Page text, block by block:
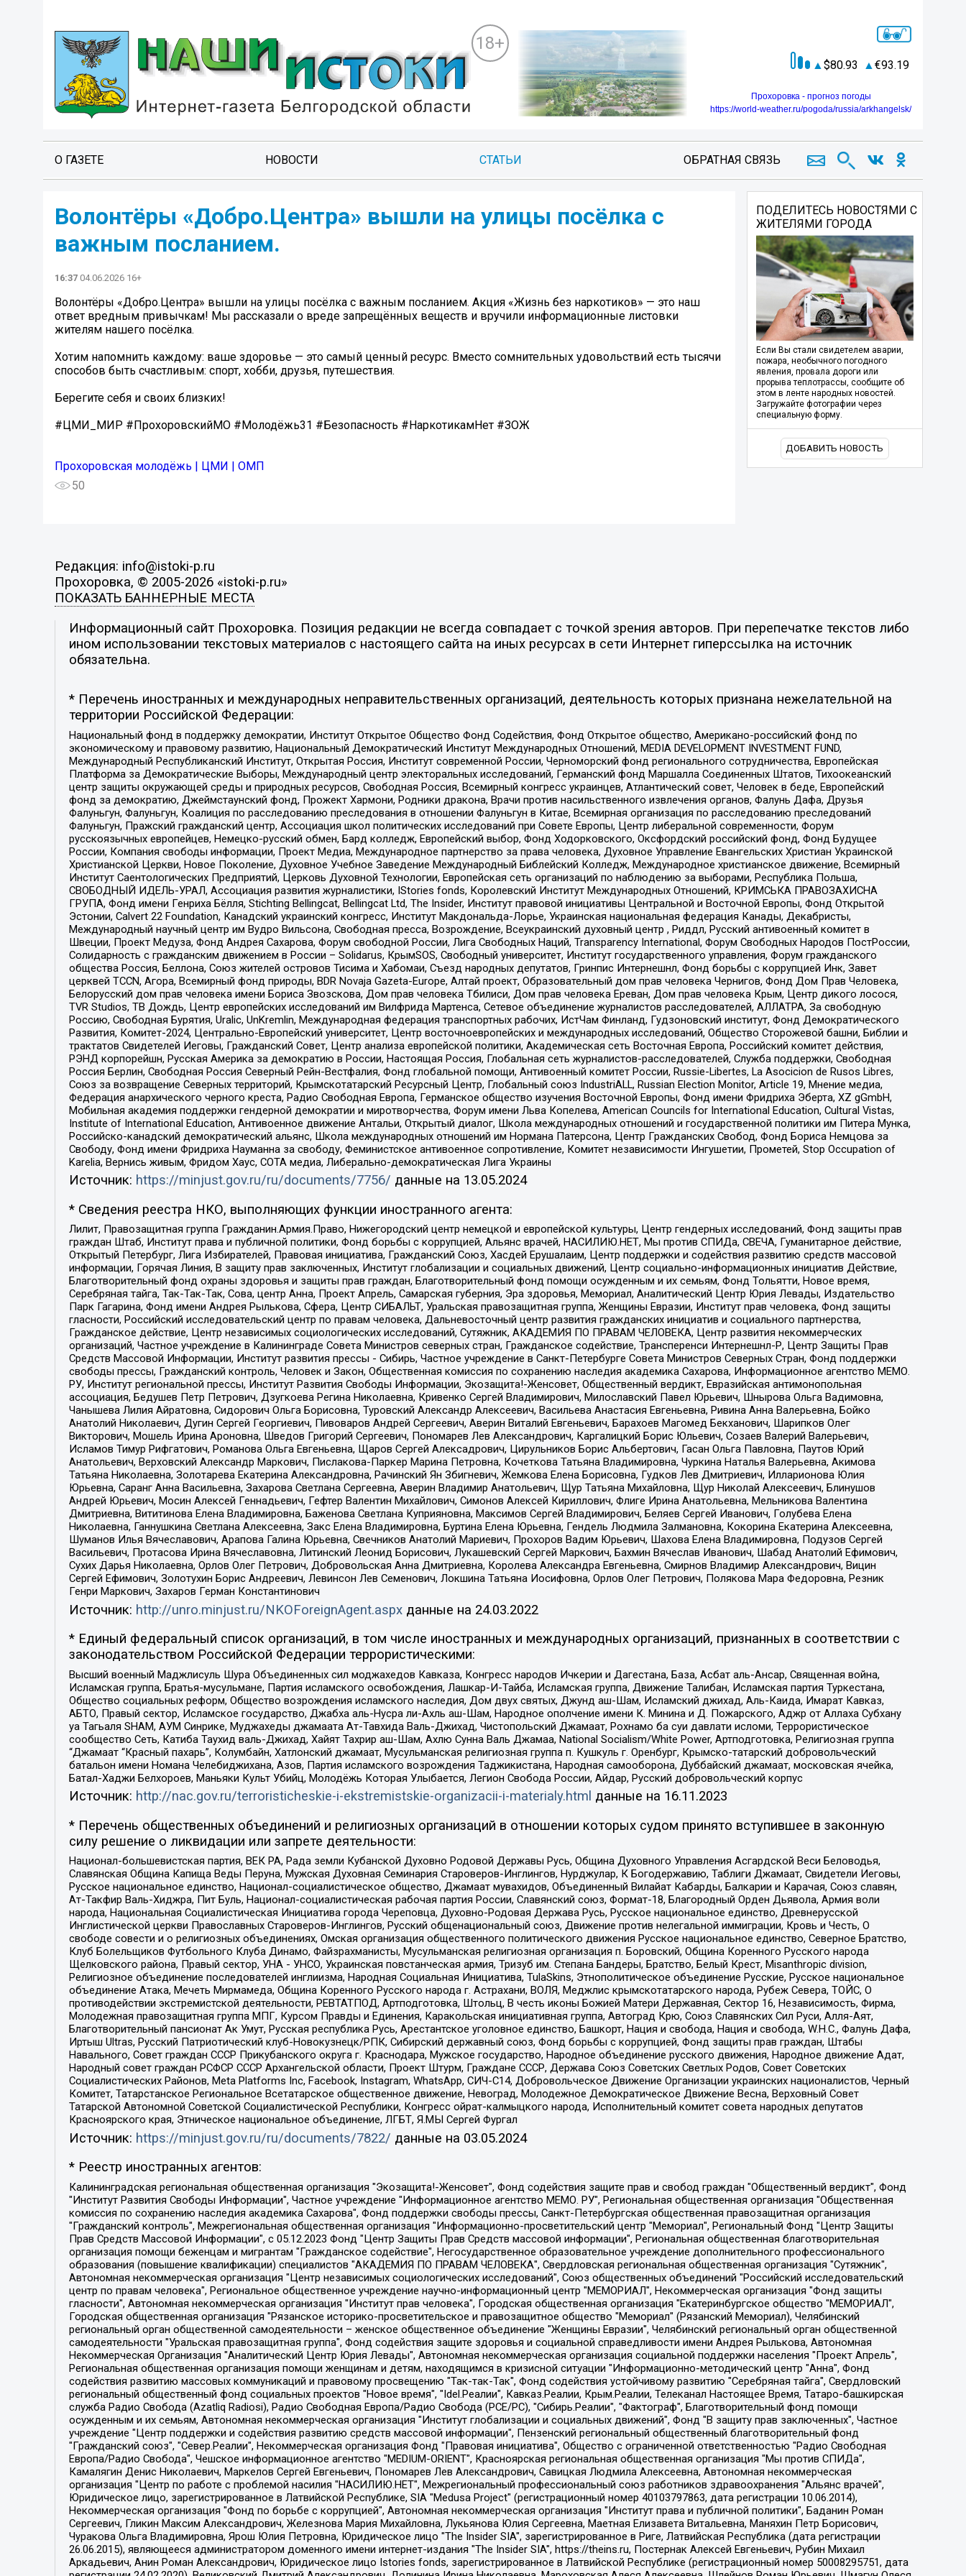
18+
80.93 93.19
Прохоровка - прогноз погоды
https://world-weather.ru/pogoda/russia/arkhangelsk/
О ГАЗЕТЕ НОВОСТИ СТАТЬИ ОБРАТНАЯ СВЯЗЬ
Волонтёры «Добро.Центра» вышли на улицы посёлка с
важным посланием.
16:37 04.06.2026 16+
Волонтёры «Добро.Центра» вышли на улицы посёлка с важным посланием. Акция «Жизнь без наркотиков» — это наш
ответ вредным привычкам! Мы рассказали о вреде запрещённых веществ и вручили информационные листовки
жителям нашего посёлка.
Хотим напомнить каждому: ваше здоровье — это самый ценный ресурс. Вместо сомнительных удовольствий есть тысячи
способов быть счастливым: спорт, хобби, друзья, путешествия.
Берегите себя и своих близких!
#ЦМИ_МИР #ПрохоровскийМО #Молодёжь31 #Безопасность #НаркотикамНет #ЗОЖ
Прохоровская молодёжь | ЦМИ | ОМП
50
ПОДЕЛИТЕСЬ НОВОСТЯМИ С
ЖИТЕЛЯМИ ГОРОДА
Если Вы стали свидетелем аварии,
пожара, необычного погодного
явления, провала дороги или
прорыва теплотрассы, сообщите об
этом в ленте народных новостей.
Загружайте фотографии через
специальную форму.
ДОБАВИТЬ НОВОСТЬ
Редакция: info@istoki-p.ru
Прохоровка, © 2005-2026 «istoki-p.ru»
ПОКАЗАТЬ БАННЕРНЫЕ МЕСТА
Информационный сайт Прохоровка. Позиция редакции не всегда совпадает с точкой зрения авторов. При перепечатке текстов либо
ином использовании текстовых материалов с настоящего сайта на иных ресурсах в сети Интернет гиперссылка на источник
обязательна.
* Перечень иностранных и международных неправительственных организаций, деятельность которых признана нежелательной на
территории Российской Федерации:
Национальный фонд в поддержку демократии, Институт Открытое Общество Фонд Содействия, Фонд Открытое общество, Американо-российский фонд по
экономическому и правовому развитию, Национальный Демократический Институт Международных Отношений, MEDIA DEVELOPMENT INVESTMENT FUND,
Международный Республиканский Институт, Открытая Россия, Институт современной России, Черноморский фонд регионального сотрудничества, Европейская
Платформа за Демократические Выборы, Международный центр электоральных исследований, Германский фонд Маршалла Соединенных Штатов, Тихоокеанский
центр защиты окружающей среды и природных ресурсов, Свободная Россия, Всемирный конгресс украинцев, Атлантический совет, Человек в беде, Европейский
фонд за демократию, Джеймстаунский фонд, Прожект Хармони, Родники дракона, Врачи против насильственного извлечения органов, Фалунь Дафа, Друзья
Фалуньгун, Фалуньгун, Коалиция по расследованию преследования в отношении Фалуньгун в Китае, Всемирная организация по расследованию преследований
Фалуньгун, Пражский гражданский центр, Ассоциация школ политических исследований при Совете Европы, Центр либеральной современности, Форум
русскоязычных европейцев, Немецко-русский обмен, Бард колледж, Европейский выбор, Фонд Ходорковского, Оксфордский российский фонд, Фонд Будущее
России, Компания свободы информации, Проект Медиа, Международное партнерство за права человека, Духовное Управление Евангельских Христиан Украинской
Христианской Церкви, Новое Поколение, Духовное Учебное Заведение Международный Библейский Колледж, Международное христианское движение, Всемирный
Институт Саентологических Предприятий, Церковь Духовной Технологии, Европейская сеть организаций по наблюдению за выборами, Республика Польша,
СВОБОДНЫЙ ИДЕЛЬ-УРАЛ, Ассоциация развития журналистики, IStories fonds, Королевский Институт Международных Отношений, КРИМСЬКА ПРАВОЗАХИСНА
ГРУПА, Фонд имени Генриха Бёлля, Stichting Bellingcat, Bellingcat Ltd, The Insider, Институт правовой инициативы Центральной и Восточной Европы, Фонд Открытой
Эстонии, Calvert 22 Foundation, Канадский украинский конгресс, Институт Макдональда-Лорье, Украинская национальная федерация Канады, Декабристы,
Международный научный центр им Вудро Вильсона, Свободная пресса, Возрождение, Всеукраинский духовный центр , Риддл, Русский антивоенный комитет в
Швеции, Проект Медуза, Фонд Андрея Сахарова, Форум свободной России, Лига Свободных Наций, Transparеncy International, Форум Свободных Народов ПостРоссии,
Солидарность с гражданским движением в России – Solidarus, КрымSOS, Свободный университет, Институт государственного управления, Форум гражданского
общества Россия, Беллона, Союз жителей островов Тисима и Хабомаи, Съезд народных депутатов, Гринпис Интернешнл, Фонд борьбы с коррупцией Инк, Завет
церквей TCCN, Агора, Всемирный фонд природы, BDR Novaja Gazeta-Europe, Алтай проект, Образовательный дом прав человека Чернигов, Фонд Дом Прав Человека,
Белорусский дом прав человека имени Бориса Звозскова, Дом прав человека Тбилиси, Дом прав человека Ереван, Дом прав человека Крым, Центр дикого лосося,
TVR Studios, ТВ Дождь, Центр европейских исследований им Вилфрида Мартенса, Сетевое объединение журналистов расследователей, АЛЛАТРА, За свободную
Россию, Свободная Бурятия, Uralic, UnKremlin, Международная федерация транспортных рабочих, ИстЧам Финланд, Гудзоновский институт, Фонд Демократического
Развития, Комитет-2024, Центрально-Европейский университет, Центр восточноевропейских и международных исследований, Общество Сторожевой башни, Библии и
трактатов Свидетелей Иеговы, Гражданский Совет, Центр анализа европейской политики, Академическая сеть Восточная Европа, Российский комитет действия,
РЭНД корпорейшн, Русская Америка за демократию в России, Настоящая Россия, Глобальная сеть журналистов-расследователей, Служба поддержки, Свободная
Россия Берлин, Свободная Россия Северный Рейн-Вестфалия, Фонд глобальной помощи, Антивоенный комитет России, Russie-Libertes, La Asocicion de Rusos Libres,
Союз за возвращение Северных территорий, Крымскотатарский Ресурсный Центр, Глобальный союз IndustriALL, Russian Election Monitor, Article 19, Мнение медиа,
Федерация анархического черного креста, Радио Свободная Европа, Германское общество изучения Восточной Европы, Фонд имени Фридриха Эберта, XZ gGmbH,
Мобильная академия поддержки гендерной демократии и миротворчества, Форум имени Льва Копелева, American Councils for International Education, Cultural Vistas,
Institute of International Education, Антивоенное движение Антальи, Открытый диалог, Школа международных отношений и государственной политики им Питера Мунка,
Российско-канадский демократический альянс, Школа международных отношений им Нормана Патерсона, Центр Гражданских Свобод, Фонд Бориса Немцова за
Свободу, Фонд имени Фридриха Науманна за свободу, Феминистское антивоенное сопротивление, Комитет независимости Ингушетии, Прометей, Stop Occupation of
Karelia, Вернись живым, Фридом Хаус, СОТА медиа, Либерально-демократическая Лига Украины
Источник: https://minjust.gov.ru/ru/documents/7756/ данные на 13.05.2024
* Сведения реестра НКО, выполняющих функции иностранного агента:
Лилит, Правозащитная группа Гражданин.Армия.Право, Нижегородский центр немецкой и европейской культуры, Центр гендерных исследований, Фонд защиты прав
граждан Штаб, Институт права и публичной политики, Фонд борьбы с коррупцией, Альянс врачей, НАСИЛИЮ.НЕТ, Мы против СПИДа, СВЕЧА, Гуманитарное действие,
Открытый Петербург, Лига Избирателей, Правовая инициатива, Гражданский Союз, Хасдей Ерушалаим, Центр поддержки и содействия развитию средств массовой
информации, Горячая Линия, В защиту прав заключенных, Институт глобализации и социальных движений, Центр социально-информационных инициатив Действие,
Благотворительный фонд охраны здоровья и защиты прав граждан, Благотворительный фонд помощи осужденным и их семьям, Фонд Тольятти, Новое время,
Серебряная тайга, Так-Так-Так, Сова, центр Анна, Проект Апрель, Самарская губерния, Эра здоровья, Мемориал, Аналитический Центр Юрия Левады, Издательство
Парк Гагарина, Фонд имени Андрея Рылькова, Сфера, Центр СИБАЛЬТ, Уральская правозащитная группа, Женщины Евразии, Институт прав человека, Фонд защиты
гласности, Российский исследовательский центр по правам человека, Дальневосточный центр развития гражданских инициатив и социального партнерства,
Гражданское действие, Центр независимых социологических исследований, Сутяжник, АКАДЕМИЯ ПО ПРАВАМ ЧЕЛОВЕКА, Центр развития некоммерческих
организаций, Частное учреждение в Калининграде Совета Министров северных стран, Гражданское содействие, Трансперенси Интернешнл-Р, Центр Защиты Прав
Средств Массовой Информации, Институт развития прессы - Сибирь, Частное учреждение в Санкт-Петербурге Совета Министров Северных Стран, Фонд поддержки
свободы прессы, Гражданский контроль, Человек и Закон, Общественная комиссия по сохранению наследия академика Сахарова, Информационное агентство МЕМО.
РУ, Институт региональной прессы, Институт Развития Свободы Информации, Экозащита!-Женсовет, Общественный вердикт, Евразийская антимонопольная
ассоциация, Бедушев Петр Петрович, Дзугкоева Регина Николаевна, Кривенко Сергей Владимирович, Милославский Павел Юрьевич, Шнырова Ольга Вадимовна,
Чанышева Лилия Айратовна, Сидорович Ольга Борисовна, Туровский Александр Алексеевич, Васильева Анастасия Евгеньевна, Ривина Анна Валерьевна, Бойко
Анатолий Николаевич, Дугин Сергей Георгиевич, Пивоваров Андрей Сергеевич, Аверин Виталий Евгеньевич, Барахоев Магомед Бекханович, Шарипков Олег
Викторович, Мошель Ирина Ароновна, Шведов Григорий Сергеевич, Пономарев Лев Александрович, Каргалицкий Борис Юльевич, Созаев Валерий Валерьевич,
Исламов Тимур Рифгатович, Романова Ольга Евгеньевна, Щаров Сергей Алексадрович, Цирульников Борис Альбертович, Гасан Ольга Павловна, Паутов Юрий
Анатольевич, Верховский Александр Маркович, Пислакова-Паркер Марина Петровна, Кочеткова Татьяна Владимировна, Чуркина Наталья Валерьевна, Акимова
Татьяна Николаевна, Золотарева Екатерина Александровна, Рачинский Ян Збигневич, Жемкова Елена Борисовна, Гудков Лев Дмитриевич, Илларионова Юлия
Юрьевна, Саранг Анна Васильевна, Захарова Светлана Сергеевна, Аверин Владимир Анатольевич, Щур Татьяна Михайловна, Щур Николай Алексеевич, Блинушов
Андрей Юрьевич, Мосин Алексей Геннадьевич, Гефтер Валентин Михайлович, Симонов Алексей Кириллович, Флиге Ирина Анатольевна, Мельникова Валентина
Дмитриевна, Вититинова Елена Владимировна, Баженова Светлана Куприяновна, Максимов Сергей Владимирович, Беляев Сергей Иванович, Голубева Елена
Николаевна, Ганнушкина Светлана Алексеевна, Закс Елена Владимировна, Буртина Елена Юрьевна, Гендель Людмила Залмановна, Кокорина Екатерина Алексеевна,
Шуманов Илья Вячеславович, Арапова Галина Юрьевна, Свечников Анатолий Мариевич, Прохоров Вадим Юрьевич, Шахова Елена Владимировна, Подузов Сергей
Васильевич, Протасова Ирина Вячеславовна, Литинский Леонид Борисович, Лукашевский Сергей Маркович, Бахмин Вячеслав Иванович, Шабад Анатолий Ефимович,
Сухих Дарья Николаевна, Орлов Олег Петрович, Добровольская Анна Дмитриевна, Королева Александра Евгеньевна, Смирнов Владимир Александрович, Вицин
Сергей Ефимович, Золотухин Борис Андреевич, Левинсон Лев Семенович, Локшина Татьяна Иосифовна, Орлов Олег Петрович, Полякова Мара Федоровна, Резник
Генри Маркович, Захаров Герман Константинович
Источник: http://unro.minjust.ru/NKOForeignAgent.aspxданные на 24.03.2022
* Единый федеральный список организаций, в том числе иностранных и международных организаций, признанных в соответствии с
законодательством Российской Федерации террористическими:
Высший военный Маджлисуль Шура Объединенных сил моджахедов Кавказа, Конгресс народов Ичкерии и Дагестана, База, Асбат аль-Ансар, Священная война,
Исламская группа, Братья-мусульмане, Партия исламского освобождения, Лашкар-И-Тайба, Исламская группа, Движение Талибан, Исламская партия Туркестана,
Общество социальных реформ, Общество возрождения исламского наследия, Дом двух святых, Джунд аш-Шам, Исламский джихад, Аль-Каида, Имарат Кавказ,
АБТО, Правый сектор, Исламское государство, Джабха аль-Нусра ли-Ахль аш-Шам, Народное ополчение имени К. Минина и Д. Пожарского, Аджр от Аллаха Субхану
уа Тагьаля SHAM, АУМ Синрике, Муджахеды джамаата Ат-Тавхида Валь-Джихад, Чистопольский Джамаат, Рохнамо ба суи давлати исломи, Террористическое
сообщество Сеть, Катиба Таухид валь-Джихад, Хайят Тахрир аш-Шам, Ахлю Сунна Валь Джамаа, National Socialism/White Power, Артподготовка, Религиозная группа
“Джамаат “Красный пахарь”, Колумбайн, Хатлонский джамаат, Мусульманская религиозная группа п. Кушкуль г. Оренбург, Крымско-татарский добровольческий
батальон имени Номана Челебиджихана, Азов, Партия исламского возрождения Таджикистана, Народная самооборона, Дуббайский джамаат, московская ячейка,
Батал-Хаджи Белхороев, Маньяки Культ Убийц, Молодёжь Которая Улыбается, Легион Свобода России, Айдар, Русский добровольческий корпус
Источник: http://nac.gov.ru/terroristicheskie-i-ekstremistskie-organizacii-i-materialy.html данные на 16.11.2023
* Перечень общественных объединений и религиозных организаций в отношении которых судом принято вступившее в законную
силу решение о ликвидации или запрете деятельности:
Национал-большевистская партия, ВЕК РА, Рада земли Кубанской Духовно Родовой Державы Русь, Община Духовного Управления Асгардской Веси Беловодья,
Славянская Община Капища Веды Перуна, Мужская Духовная Семинария Староверов-Инглингов, Нурджулар, К Богодержавию, Таблиги Джамаат, Свидетели Иеговы,
Русское национальное единство, Национал-социалистическое общество, Джамаат мувахидов, Объединенный Вилайат Кабарды, Балкарии и Карачая, Союз славян,
Ат-Такфир Валь-Хиджра, Пит Буль, Национал-социалистическая рабочая партия России, Славянский союз, Формат-18, Благородный Орден Дьявола, Армия воли
народа, Национальная Социалистическая Инициатива города Череповца, Духовно-Родовая Держава Русь, Русское национальное единство, Древнерусской
Инглистической церкви Православных Староверов-Инглингов, Русский общенациональный союз, Движение против нелегальной иммиграции, Кровь и Честь, О
свободе совести и о религиозных объединениях, Омская организация общественного политического движения Русское национальное единство, Северное Братство,
Клуб Болельщиков Футбольного Клуба Динамо, Файзрахманисты, Мусульманская религиозная организация п. Боровский, Община Коренного Русского народа
Щелковского района, Правый сектор, УНА - УНСО, Украинская повстанческая армия, Тризуб им. Степана Бандеры, Братство, Белый Крест, Misanthropic division,
Религиозное объединение последователей инглиизма, Народная Социальная Инициатива, TulaSkins, Этнополитическое объединение Русские, Русское национальное
объединение Атака, Мечеть Мирмамеда, Община Коренного Русского народа г. Астрахани, ВОЛЯ, Меджлис крымскотатарского народа, Рубеж Севера, ТОЙС, О
противодействии экстремистской деятельности, РЕВТАТПОД, Артподготовка, Штольц, В честь иконы Божией Матери Державная, Сектор 16, Независимость, Фирма,
Молодежная правозащитная группа МПГ, Курсом Правды и Единения, Каракольская инициативная группа, Автоград Крю, Союз Славянских Сил Руси, Алля-Аят,
Благотворительный пансионат Ак Умут, Русская республика Русь, Арестантское уголовное единство, Башкорт, Нация и свобода, Нация и свобода, W.H.С., Фалунь Дафа,
Иртыш Ultras, Русский Патриотический клуб-Новокузнецк/РПК, Сибирский державный союз, Фонд борьбы с коррупцией, Фонд защиты прав граждан, Штабы
Навального, Совет граждан СССР Прикубанского округа г. Краснодара, Мужское государство, Народное объединение русского движения, Народное движение Адат,
Народный совет граждан РСФСР СССР Архангельской области, Проект Штурм, Граждане СССР, Держава Союз Советских Светлых Родов, Совет Советских
Социалистических Районов, Meta Platforms Inc, Facebook, Instagram, WhatsApp, СИЧ-С14, Добровольческое Движение Организации украинских националистов, Черный
Комитет, Татарстанское Региональное Всетатарское общественное движение, Невоград, Молодежное Демократическое Движение Весна, Верховный Совет
Татарской Автономной Советской Социалистической Республики, Конгресс ойрат-калмыцкого народа, Исполнительный комитет совета народных депутатов
Красноярского края, Этническое национальное объединение, ЛГБТ, Я.МЫ Сергей Фургал
Источник: https://minjust.gov.ru/ru/documents/7822/ данные на 03.05.2024
* Реестр иностранных агентов:
Калининградская региональная общественная организация "Экозащита!-Женсовет", Фонд содействия защите прав и свобод граждан "Общественный вердикт", Фонд "Институт Развития Свободы Информации", Частное учреждение "Информационное агентство МЕМО. РУ", Региональная общественная организация "Общественная комиссия по сохранению наследия академика Сахарова", Фонд поддержки свободы прессы, Санкт-Петербургская общественная правозащитная организация "Гражданский контроль", Межрегиональная общественная организация "Информационно-просветительский центр "Мемориал", Региональный Фонд "Центр Защиты Прав Средств Массовой Информации", с 05.12.2023 Фонд "Центр Защиты Прав Средств массовой информации", Региональная общественная благотворительная организация помощи беженцам и мигрантам "Гражданское содействие", Негосударственное образовательное учреждение дополнительного профессионального образования (повышение квалификации) специалистов "АКАДЕМИЯ ПО ПРАВАМ ЧЕЛОВЕКА", Свердловская региональная общественная организация "Сутяжник", Автономная некоммерческая организация "Центр независимых социологических исследований", Союз общественных объединений "Российский исследовательский центр по правам человека", Региональное общественное учреждение научно-информационный центр "МЕМОРИАЛ", Некоммерческая организация "Фонд защиты гласности", Автономная некоммерческая организация "Институт прав человека", Городская общественная организация "Екатеринбургское общество "МЕМОРИАЛ", Городская общественная организация "Рязанское историко-просветительское и правозащитное общество "Мемориал" (Рязанский Мемориал), Челябинский региональный орган общественной самодеятельности – женское общественное объединение "Женщины Евразии", Челябинский региональный орган общественной самодеятельности "Уральская правозащитная группа", Фонд содействия защите здоровья и социальной справедливости имени Андрея Рылькова, Автономная Некоммерческая Организация "Аналитический Центр Юрия Левады", Автономная некоммерческая организация социальной поддержки населения "Проект Апрель", Региональная общественная организация помощи женщинам и детям, находящимся в кризисной ситуации "Информационно-методический центр "Анна", Фонд содействия развитию массовых коммуникаций и правовому просвещению "Так-так-Так", Фонд содействия устойчивому развитию "Серебряная тайга", Свердловский региональный общественный фонд социальных проектов "Новое время", "Idel.Реалии", Кавказ.Реалии, Крым.Реалии, Телеканал Настоящее Время, Татаро-башкирская служба Радио Свобода (Azatliq Radiosi), Радио Свободная Европа/Радио Свобода (PCE/PC), "Сибирь.Реалии", "Фактограф", Благотворительный фонд помощи осужденным и их семьям, Автономная некоммерческая организация "Институт глобализации и социальных движений", Фонд "В защиту прав заключенных", Частное учреждение "Центр поддержки и содействия развитию средств массовой информации", Пензенский региональный общественный благотворительный фонд "Гражданский союз", "Север.Реалии", Некоммерческая организация Фонд "Правовая инициатива", Общество с ограниченной ответственностью "Радио Свободная Европа/Радио Свобода", Чешское информационное агентство "MEDIUM-ORIENT", Красноярская региональная общественная организация "Мы против СПИДа", Камалягин Денис Николаевич, Маркелов Сергей Евгеньевич, Пономарев Лев Александрович, Савицкая Людмила Алексеевна, Автономная некоммерческая организация "Центр по работе с проблемой насилия "НАСИЛИЮ.НЕТ", Межрегиональный профессиональный союз работников здравоохранения "Альянс врачей", Юридическое лицо, зарегистрированное в Латвийской Республике, SIA "Medusa Project" (регистрационный номер 40103797863, дата регистрации 10.06.2014), Некоммерческая организация "Фонд по борьбе с коррупцией", Автономная некоммерческая организация "Институт права и публичной политики", Баданин Роман Сергеевич, Гликин Максим Александрович, Железнова Мария Михайловна, Лукьянова Юлия Сергеевна, Маетная Елизавета Витальевна, Маняхин Петр Борисович, Чуракова Ольга Владимировна, Ярош Юлия Петровна, Юридическое лицо "The Insider SIA", зарегистрированное в Риге, Латвийская Республика (дата регистрации 26.06.2015), являющееся администратором доменного имени интернет-издания "The Insider SIA", https://theins.ru, Постернак Алексей Евгеньевич, Рубин Михаил Аркадьевич, Анин Роман Александрович, Юридическое лицо Istories fonds, зарегистрированное в Латвийской Республике (регистрационный номер 50008295751, дата регистрации 24.02.2020), Великовский Дмитрий Александрович, Долинина Ирина Николаевна, Мароховская Алеся Алексеевна, Шлейнов Роман Юрьевич, Шмагун Олеся Валентиновна, Общество с ограниченной ответственностью "Альтаир 2021", Общество с ограниченной ответственностью "Вега 2021", Общество с ограниченной ответственностью "Главный редактор 2021", Общество с ограниченной ответственностью "Ромашки монолит", Важенков Артем Валерьевич, Ивановская областная общественная организация "Центр гендерных исследований", Гурман Юрий Альбертович, Медиапроект "ОВД-Инфо", Егоров Владимир Владимирович, Жилинский Владимир Александрович, Общество с ограниченной ответственностью "ЗП", Иванова София Юрьевна, Карезина Инна Павловна, Кильтау Екатерина Викторовна, Петров Алексей Викторович, Пискунов Сергей Евгеньевич, Смирнов Сергей Сергеевич, Тихонов Михаил Сергеевич, Общество с ограниченной ответственностью "ЖУРНАЛИСТ-ИНОСТРАННЫЙ АГЕНТ", Арапова Галина Юрьевна, Вольтская Татьяна Анатольевна, Американская компания "Mason G.E.S. Anonymous Foundation" (США), являющаяся владельцем интернет-издания https://mnews.world/, Компания "Stichting Bellingcat", зарегистрированная в Нидерландах (дата регистрации 11.07.2018), Захаров Андрей Вячеславович, Клепиковская Екатерина Дмитриевна, Общество с ограниченной ответственностью "МЕМО", Перл Роман Александрович, Симонов Евгений Алексеевич, Соловьева Елена Анатольевна, Сотников Даниил Владимирович, Сурначева Елизавета Дмитриевна, Автономная некоммерческая организация по защите прав человека и информированию населения "Якутия – Наше Мнение", Общество с ограниченной ответственностью "Москоу диджитал медиа", с 26.01.2023 Общество с ограниченной ответственностью "Чайка Белые сады", Ветошкина Валерия Валерьевна, Заговора Максим Александрович, Межрегиональное общественное движение "Российская ЛГБТ - сеть", Оленичев Максим Владимирович, Павлов Иван Юрьевич, Скворцова Елена Сергеевна, Общество с ограниченной ответственностью "Как бы инагент", Кочетков Игорь Викторович, Общество с ограниченной ответственностью "Честные выборы", Еланчик Олег Александрович, Общество с ограниченной ответственностью "Нобелевский призыв", Гималова Регина Эмилевна, Григорьев Андрей Валерьевич, Григорьева Алина Александровна, Ассоциация по содействию защите прав призывников, альтернативнослужащих и военнослужащих "Правозащитная группа "Гражданин.Армия.Право", Хисамова Регина Фаритовна, Автономная некоммерческая организация по реализации социально-правовых программ "Лилит", Дальневосточное общественное движение "Маяк", Санкт-Петербургская ЛГБТ-инициативная группа "Выход", Инициативная группа ЛГБТ+ "Реверс", Алексеев Андрей Викторович, Бекбулатова Таисия Львовна, Беляев Иван Михайлович, Владыкина Елена Сергеевна, Гельман Марат Александрович, Никульшина Вероника Юрьевна, Толоконникова Надежда Андреевна, Шендерович Виктор Анатольевич, Общество с ограниченной ответственностью "Данное сообщение", Общество с ограниченной ответственностью Издательский дом "Новая глава", Айнбиндер Александра Александровна, Московский комьюнити-центр для ЛГБТ+инициатив, Благотворительный фонд развития филантропии, Deutsche Welle (Германия, Kurt-Schumacher-Strasse 3, 53113 Bonn), Борзунова Мария Михайловна, Воробьев Виктор Викторович, Голубева Анна Львовна, Константинова Алла Михайловна, Малкова Ирина Владимировна, Мурадов Мурад Абдулгалимович, Осетинская Елизавета Николаевна, Понасенков Евгений Николаевич, Ганапольский Матвей Юрьевич, Киселев Евгений Алексеевич, Борухович Ирина Григорьевна, Дремин Иван Тимофеевич, Дубровский Дмитрий Викторович, Красноярская региональная общественная организация поддержки и развития альтернативных образовательных технологий и межкультурных коммуникаций "ИНТЕРРА", Маяковская Екатерина Алексеевна, Фейгин Марк Захарович, Филимонов Андрей Викторович, Дзугкоева Регина Николаевна, Доброхотов Роман Александрович, Дудь Юрий Александрович, Елкин Сергей Владимирович, Кругликов Кирилл Игоревич, Сабунаева Мария Леонидовна, Семенов Алексей Владимирович, Шаинян Карен Багратович, Шульман Екатерина Михайловна, Асафьев Артур Валерьевич, Вахштайн Виктор Семенович, Венедиктов Алексей Алексеевич, Лушникова Екатерина Евгеньевна, Волков Леонид Михайлович, Невзоров Александр Глебович, Пархоменко Сергей Борисович, Сироткин Ярослав Николаевич, Кара-Мурза Владимир Владимирович, Баранова Наталья Владимировна, Гозман Леонид Яковлевич, Кагарлицкий Борис Юльевич, Климарев Михаил Валерьевич, Милов Владимир Станиславович, Автономная некоммерческая организация Краснодарский центр современного искусства "Типография", Моргенштерн Алишер Тагирович, Соболь Любовь Эдуардовна, Общество с ограниченной ответственностью "ЛИЗА НОРМ", Каспаров Гарри Кимович, Ходорковский Михаил Борисович, Общество с ограниченной ответственностью "Апрельские тезисы", Данилович Ирина Брониславовна, Кашин Олег Владимирович, Петров Николай Владимирович, Пивоваров Алексей Владимирович, Соколов Михаил Владимирович, Цветкова Юлия Владимировна, Чичваркин Евгений Александрович, Комитет против пыток/Команда против пыток, Общество с ограниченной ответственностью "Первый научный", Общество с ограниченной ответственностью "Вертолет и ко", Белоцерковская Вероника Борисовна, Кац Максим Евгеньевич, Лазарева Татьяна Юрьевна, Шаведдинов Руслан Табризович, Яшин Илья Валерьевич, Общество с ограниченной ответственностью "Иноагент ААВ", Алешковский Дмитрий Петрович, Альбац Евгения Марковна, Быков Дмитрий Львович, Галямина Юлия Евгеньевна, Лойко Сергей Леонидович, Мартынов Кирилл Константинович, Медведев Сергей Александрович, Крашенинников Федор Геннадиевич, Гордеева Катерина Вл